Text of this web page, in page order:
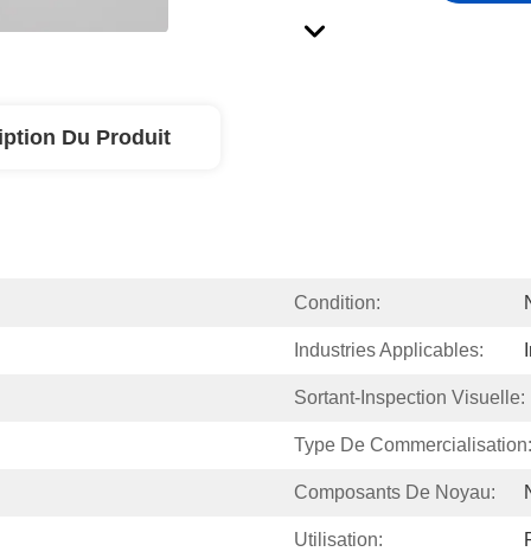
Du Produit
Condition:
Industries Applicables:
Sortant-Inspection Visuelle:
Type De Commercialisation:
Composants De Noyau:
Utilisation: